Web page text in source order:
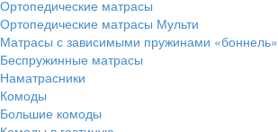
Ортопедические матрасы
Ортопедические матрасы Мульти
Матрасы с зависимыми пружинами «боннель»
Беспружинные матрасы
Наматрасники
Комоды
Большие комоды